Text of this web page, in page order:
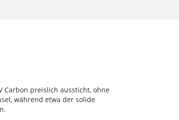
Carbon preislich aussticht, ohne
während etwa der solide